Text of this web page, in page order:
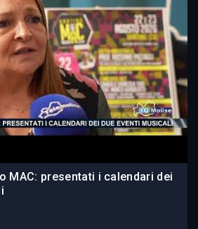
MAC: presentati i calendari dei